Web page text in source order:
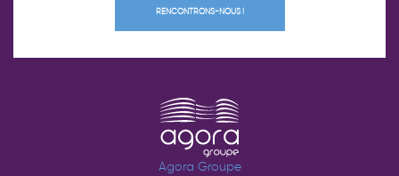
RENCONTRONS-NOUS !
Agora Groupe